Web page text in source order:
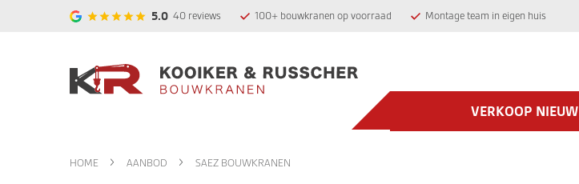
5.0 40 reviews 100+ bouwkranen op voorraad Montage team in eigen huis
VERKOOP NIEUW
HOME AANBOD SAEZ BOUWKRANEN